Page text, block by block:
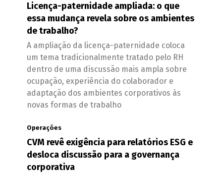
Licença-paternidade ampliada: o que
essa mudança revela sobre os ambientes
de trabalho?
A ampliação da licença-paternidade coloca
um tema tradicionalmente tratado pelo RH
dentro de uma discussão mais ampla sobre
ocupação, experiência do colaborador e
adaptação dos ambientes corporativos às
novas formas de trabalho
Operações
CVM revê exigência para relatórios ESG e
desloca discussão para a governança
corporativa